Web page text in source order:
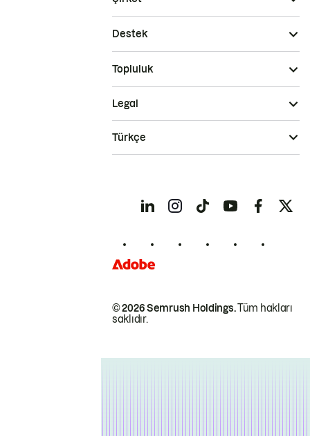
Destek
Topluluk
© 2026 Semrush Holdings.Tüm hakları
saklıdır.
Legal
Türkçe